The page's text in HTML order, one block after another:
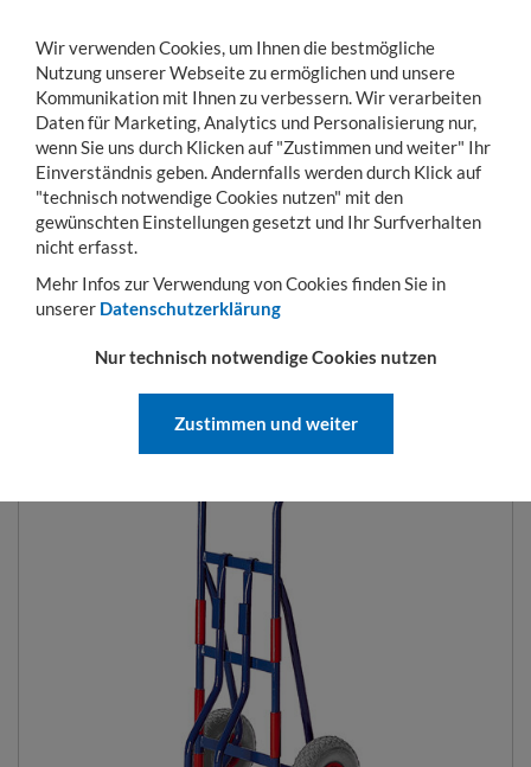
Toggle
navigation
MENÜ KONTO WARENKORB
Sie sind hier: Transportwagen Stapel- und Transportkarren
GERÄTEKARREN INKL.
Wir verwenden Cookies, um Ihnen die bestmögliche
Nutzung unserer Webseite zu ermöglichen und unsere
Kommunikation mit Ihnen zu verbessern. Wir verarbeiten
Daten für Marketing, Analytics und Personalisierung nur,
wenn Sie uns durch Klicken auf "Zustimmen und weiter" Ihr
Einverständnis geben. Andernfalls werden durch Klick auf
"technisch notwendige Cookies nutzen" mit den
gewünschten Einstellungen gesetzt und Ihr Surfverhalten
nicht erfasst.
Mehr Infos zur Verwendung von Cookies finden Sie in
unserer Datenschutzerklärung
Nur technisch notwendige Cookies nutzen
Zustimmen und weiter